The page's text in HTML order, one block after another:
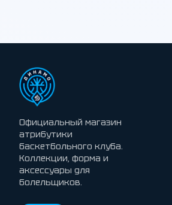
Официальный магазин
атрибутики
баскетбольного клуба.
Коллекции, форма и
аксессуары для
болельщиков.